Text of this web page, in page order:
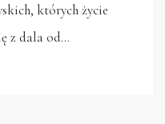
których życie
z dala od…